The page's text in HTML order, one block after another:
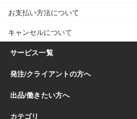
お支払い方法について
キャンセルについて